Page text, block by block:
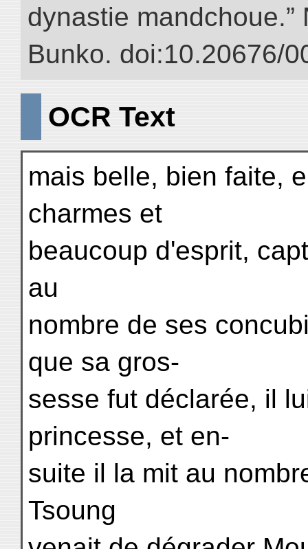
dynastie mandchoue.”
Bunko. doi:10.20676/
OCR Text
mais belle, bien faite,
charmes et
beaucoup d'esprit,
au
nombre de ses
que sa gros-
sesse fut déclarée, il
princesse, et en-
suite il la mit au
Tsoung